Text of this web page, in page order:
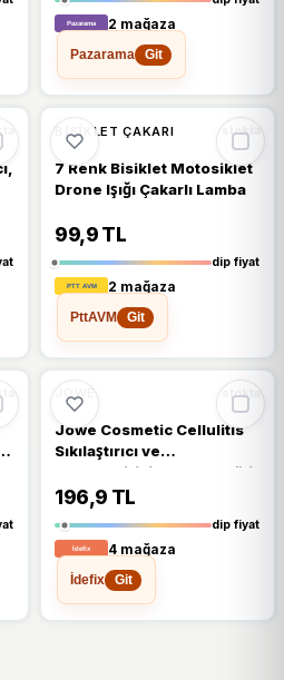
2 mağaza
Pazarama
Git
%47 🔥 %47 DÜŞTÜ
BISIKLET ÇAKARI stokta
7 Renk Bisiklet Motosiklet
Drone Işığı Çakarlı Lamba
99,9 TL
dip fiyat
2 mağaza
PttAVM
Git
%51 %51 DÜŞTÜ
JOWE stokta
Jowe Cosmetic Cellulitis
Sıkılaştırıcı ve
Nemlendirici 100 ml Selülit
Kremi
196,9 TL
dip fiyat
4 mağaza
İdefix
Git